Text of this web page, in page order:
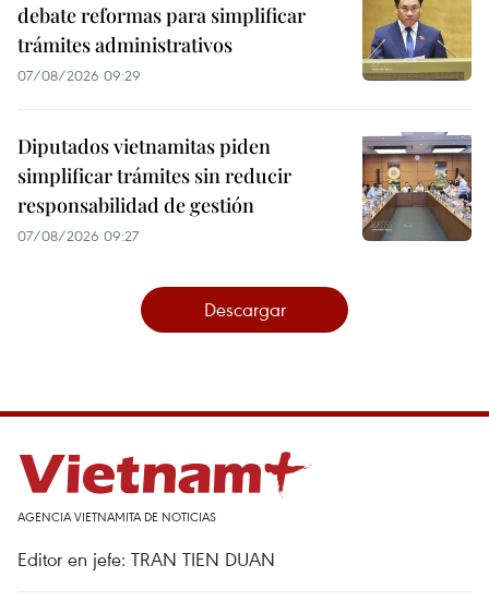
debate reformas para simplificar
trámites administrativos
07/08/2026 09:29
Diputados vietnamitas piden
simplificar trámites sin reducir
responsabilidad de gestión
07/08/2026 09:27
Descargar
AGENCIA VIETNAMITA DE NOTICIAS
Editor en jefe: TRAN TIEN DUAN